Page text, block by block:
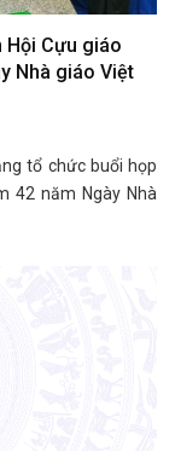
Hội Cựu giáo
Nhà giáo Việt
tổ chức buổi họp
42 năm Ngày Nhà